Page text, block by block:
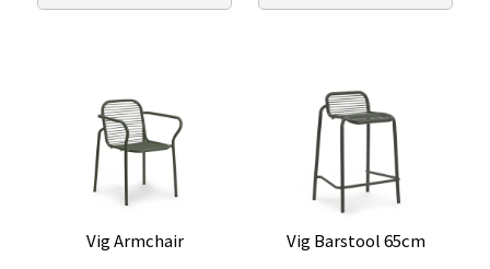
Vig Armchair
Vig Barstool 65cm